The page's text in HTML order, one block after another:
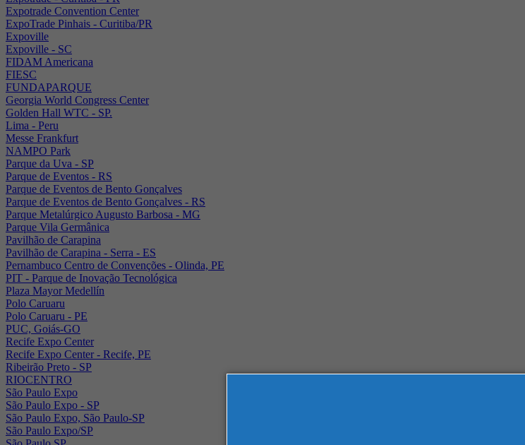
Expotrade Convention Center
ExpoTrade Pinhais - Curitiba/PR
Expoville
Expoville - SC
FIDAM Americana
FIESC
FUNDAPARQUE
Georgia World Congress Center
Golden Hall WTC - SP.
Lima - Peru
Messe Frankfurt
NAMPO Park
Parque da Uva - SP
Parque de Eventos - RS
Parque de Eventos de Bento Gonçalves
Parque de Eventos de Bento Gonçalves - RS
Parque Metalúrgico Augusto Barbosa - MG
Parque Vila Germânica
Pavilhão de Carapina
Pavilhão de Carapina - Serra - ES
Pernambuco Centro de Convenções - Olinda, PE
PIT - Parque de Inovação Tecnológica
Plaza Mayor Medellín
Polo Caruaru
Polo Caruaru - PE
PUC, Goiás-GO
Recife Expo Center
Recife Expo Center - Recife, PE
Ribeirão Preto - SP
RIOCENTRO
São Paulo Expo
São Paulo Expo - SP
São Paulo Expo, São Paulo-SP
São Paulo Expo/SP